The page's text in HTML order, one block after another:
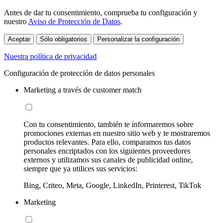
Antes de dar tu consentimiento, comprueba tu configuración y
nuestro Aviso de Protección de Datos.
Aceptar Sólo obligatorios Personalizar la configuración
Nuestra política de privacidad
Configuración de protección de datos personales
Marketing a través de customer match
Con tu consentimiento, también te informaremos sobre
promociones externas en nuestro sitio web y te mostraremos
productos relevantes. Para ello, comparamos tus datos
personales encriptados con los siguientes proveedores
externos y utilizamos sus canales de publicidad online,
siempre que ya utilices sus servicios:
Bing, Criteo, Meta, Google, LinkedIn, Printerest, TikTok
Marketing